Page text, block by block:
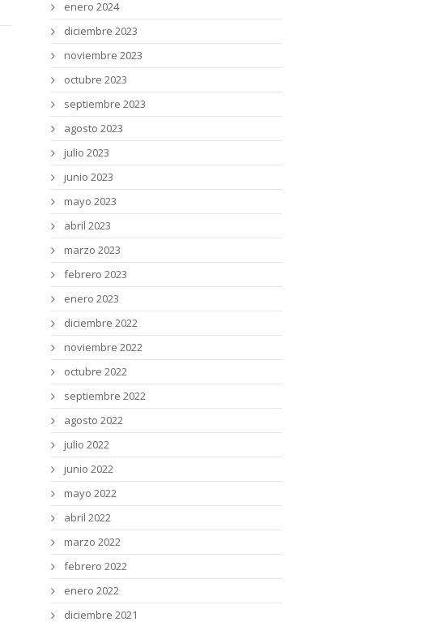
enero 2024
diciembre 2023
noviembre 2023
octubre 2023
septiembre 2023
agosto 2023
julio 2023
junio 2023
mayo 2023
abril 2023
marzo 2023
febrero 2023
enero 2023
diciembre 2022
noviembre 2022
octubre 2022
septiembre 2022
agosto 2022
julio 2022
junio 2022
mayo 2022
abril 2022
marzo 2022
febrero 2022
enero 2022
diciembre 2021